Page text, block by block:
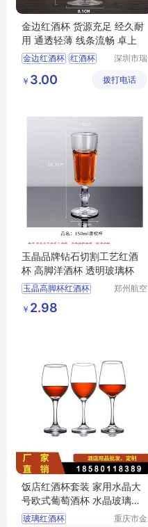
金边红酒杯 货源充足 经久耐
用 通透轻薄 线条流畅 卓上
金边红酒杯 红酒杯
波尔多红酒杯
深圳市瑞
品有限公
￥ 3.00 拨打电话
玉晶品牌钻石切割工艺红酒
杯 高脚洋酒杯 透明玻璃杯
玉晶高脚杯红酒杯
创意酒杯水晶洋酒
白酒香槟钻石杯玻璃杯
郑州航空
￥ 2.98
饭店红酒杯套装 家用水晶大
号欧式葡萄酒杯 水晶玻璃高
脚杯酒杯
玻璃红酒杯
重庆市金